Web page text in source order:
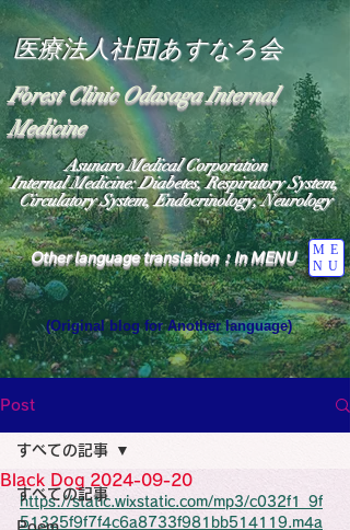
医療法人社団あすなろ会
Forest Clinic Odasaga Internal
Medicine
Other language translation：In MENU
ME
NU
Asunaro Medical Corporation
Internal Medicine: Diabetes, Respiratory System,
Circulatory System, Endocrinology, Neurology
(Original blog for Another language)
Heavens: Beyond the Universe: The World
the God of Light Resides"
Medicine Specialist
Specialist
Wide Blog
Medicine
Post
すべての記事
Poem
すべての記事
Black Dog 2024-09-20
https://static.wixstatic.com/mp3/c032f1_9f
51325f9f7f4c6a8733f981bb514119.m4a